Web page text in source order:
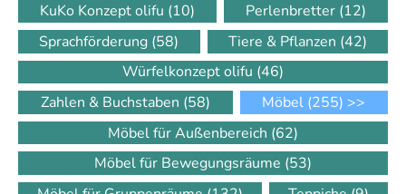
KuKo Konzept olifu (10) Perlenbretter (12)
Sprachförderung (58) Tiere & Pflanzen (42)
Würfelkonzept olifu (46)
Zahlen & Buchstaben (58) Möbel (255) >>
Möbel für Außenbereich (62)
Möbel für Bewegungsräume (53)